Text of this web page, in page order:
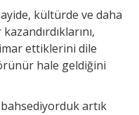
kültürde ve daha
ettiklerini dile
hale geldiğini
artık